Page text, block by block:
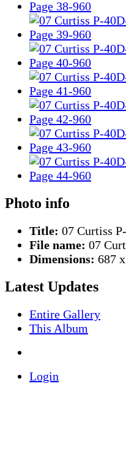
Photo info
Title: 07 Curtiss
File name: 07
Dimensions: 687
Latest Updates
Entire Gallery
This Album
Login